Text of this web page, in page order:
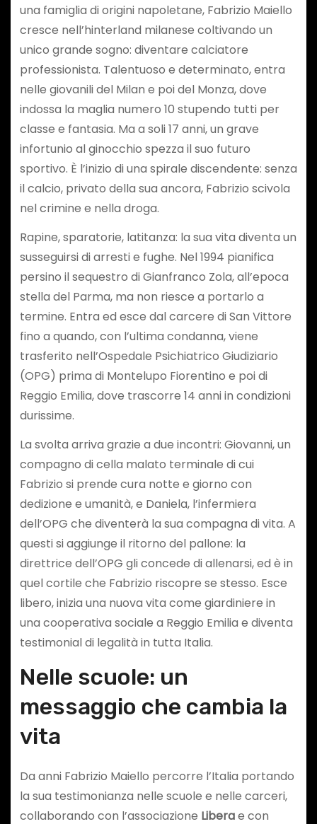
una famiglia di origini napoletane, Fabrizio Maiello
cresce nell’hinterland milanese coltivando un
unico grande sogno: diventare calciatore
professionista. Talentuoso e determinato, entra
nelle giovanili del Milan e poi del Monza, dove
indossa la maglia numero 10 stupendo tutti per
classe e fantasia. Ma a soli 17 anni, un grave
infortunio al ginocchio spezza il suo futuro
sportivo. È l’inizio di una spirale discendente: senza
il calcio, privato della sua ancora, Fabrizio scivola
nel crimine e nella droga.
Rapine, sparatorie, latitanza: la sua vita diventa un
susseguirsi di arresti e fughe. Nel 1994 pianifica
persino il sequestro di Gianfranco Zola, all’epoca
stella del Parma, ma non riesce a portarlo a
termine. Entra ed esce dal carcere di San Vittore
fino a quando, con l’ultima condanna, viene
trasferito nell’Ospedale Psichiatrico Giudiziario
(OPG) prima di Montelupo Fiorentino e poi di
Reggio Emilia, dove trascorre 14 anni in condizioni
durissime.
La svolta arriva grazie a due incontri: Giovanni, un
compagno di cella malato terminale di cui
Fabrizio si prende cura notte e giorno con
dedizione e umanità, e Daniela, l’infermiera
dell’OPG che diventerà la sua compagna di vita. A
questi si aggiunge il ritorno del pallone: la
direttrice dell’OPG gli concede di allenarsi, ed è in
quel cortile che Fabrizio riscopre se stesso. Esce
libero, inizia una nuova vita come giardiniere in
una cooperativa sociale a Reggio Emilia e diventa
testimonial di legalità in tutta Italia.
Nelle scuole: un
messaggio che cambia la
vita
Da anni Fabrizio Maiello percorre l’Italia portando
la sua testimonianza nelle scuole e nelle carceri,
collaborando con l’associazione Liberae con